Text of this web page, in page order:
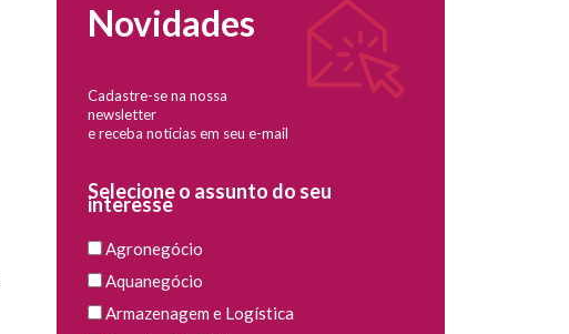
Novidades
Cadastre-se na nossa
newsletter
e receba notícias em seu e-mail
Selecione o assunto do seu
interesse
Agronegócio
Aquanegócio
Armazenagem e Logística